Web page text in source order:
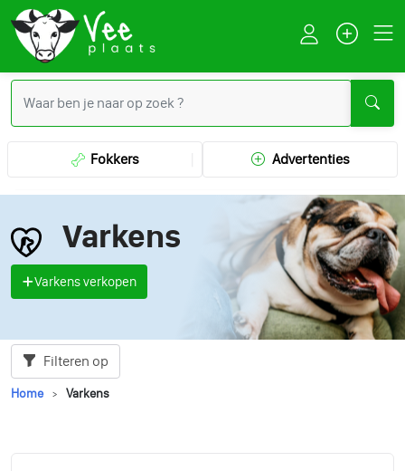
Fokkers Advertenties
Varkens
Varkens verkopen
Filteren op
Home Varkens